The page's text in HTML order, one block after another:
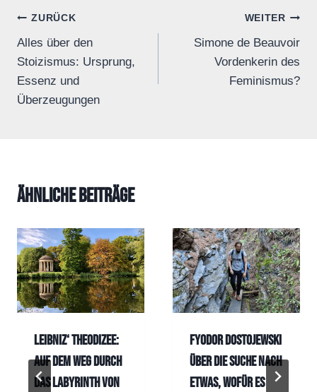
Beitrags-
Navigation
ZURÜCK
Alles über den
Stoizismus: Ursprung,
Essenz und
Überzeugungen
WEITER
Simone de Beauvoir
Vordenkerin des
Feminismus?
Ähnliche Beiträge
Leibniz‘ Theodizee:
Auf dem Weg durch
das Labyrinth von
Fyodor Dostojewski
über die Suche nach
etwas, wofür es